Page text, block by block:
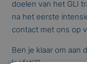
doelen van het GLI
na het eerste
contact met ons op
Ben je klaar om aan